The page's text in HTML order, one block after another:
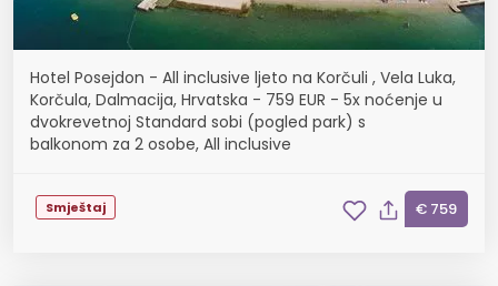
Hotel Posejdon - All inclusive ljeto na Korčuli , Vela Luka,
Korčula, Dalmacija, Hrvatska - 759 EUR - 5x noćenje u
dvokrevetnoj Standard sobi (pogled park) s
balkonom za 2 osobe, All inclusive
Smještaj € 759